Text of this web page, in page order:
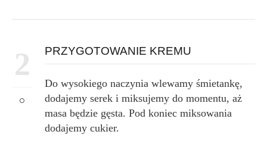
2 PRZYGOTOWANIE KREMU
Do wysokiego naczynia wlewamy śmietankę,
dodajemy serek i miksujemy do momentu, aż
masa będzie gęsta. Pod koniec miksowania
dodajemy cukier.